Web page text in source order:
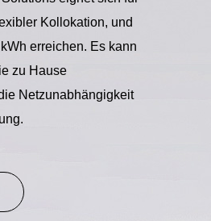
Kollokation, und
erreichen. Es kann
zu Hause
Netzunabhängigkeit